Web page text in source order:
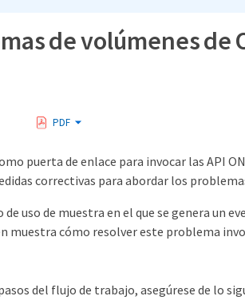
de volúmenes de
PDF
puerta de enlace para invocar las API
correctivas para abordar los
uso de muestra en el que se genera un
muestra cómo resolver este problema
del flujo de trabajo, asegúrese de lo